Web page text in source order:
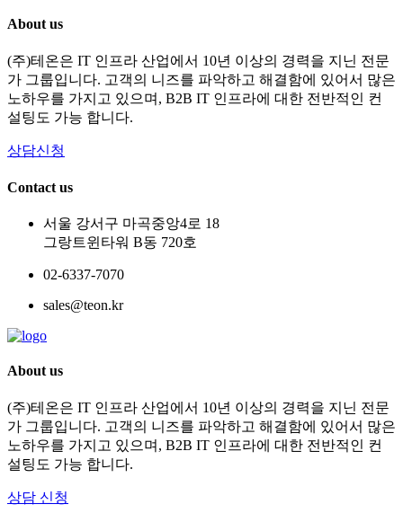
About us
(주)테온은 IT 인프라 산업에서 10년 이상의 경력을 지닌 전문
가 그룹입니다. 고객의 니즈를 파악하고 해결함에 있어서 많은
노하우를 가지고 있으며, B2B IT 인프라에 대한 전반적인 컨
설팅도 가능 합니다.
상담신청
Contact us
서울 강서구 마곡중앙4로 18
그랑트윈타워 B동 720호
02-6337-7070
sales@teon.kr
About us
(주)테온은 IT 인프라 산업에서 10년 이상의 경력을 지닌 전문
가 그룹입니다. 고객의 니즈를 파악하고 해결함에 있어서 많은
노하우를 가지고 있으며, B2B IT 인프라에 대한 전반적인 컨
설팅도 가능 합니다.
상담 신청